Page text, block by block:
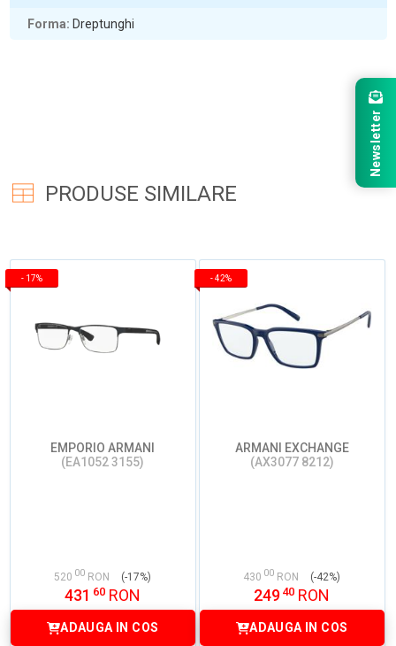
Forma Dreptunghi
PRODUSE SIMILARE
- 17%
EMPORIO ARMANI
(EA1052 3155)
520 00 RON (-17%)
431 60 RON
ADAUGA IN COS
- 42%
ARMANI EXCHANGE
(AX3077 8212)
430 00 RON (-42%)
249 40 RON
ADAUGA IN COS
Newsletter